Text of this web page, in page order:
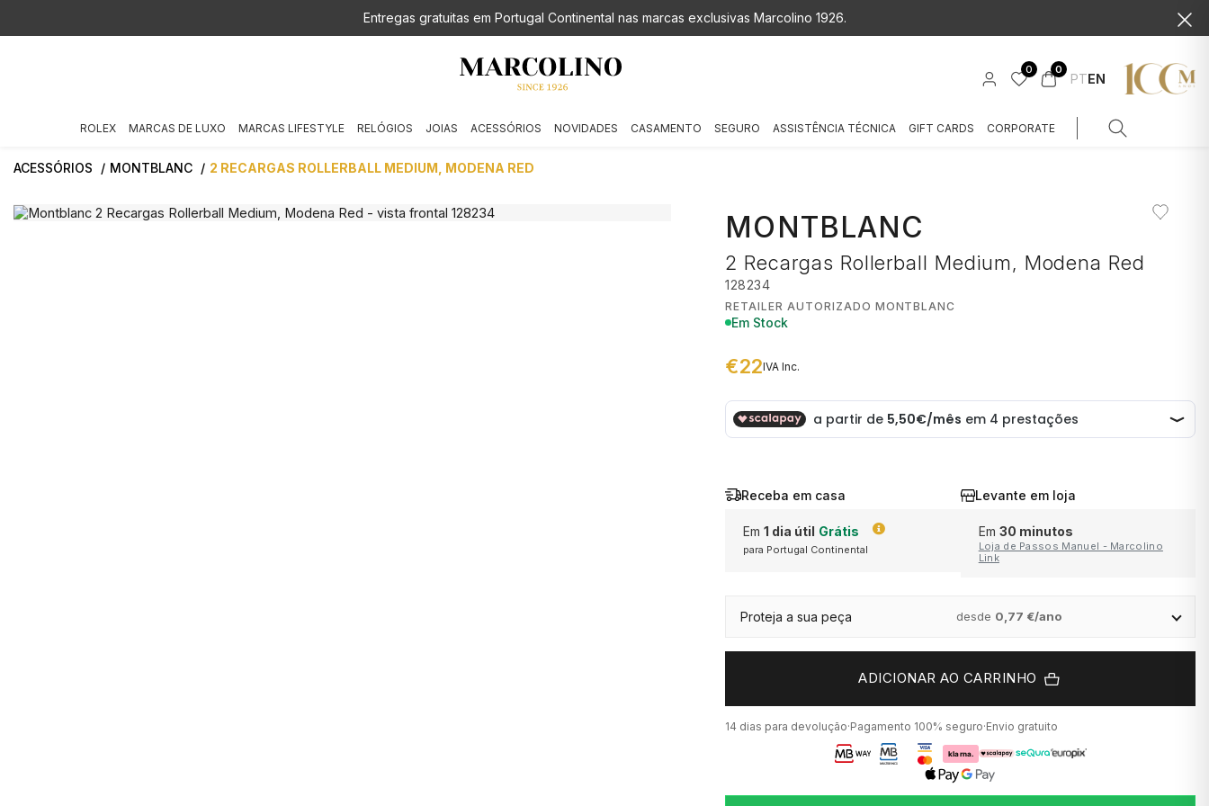
Entregas gratuitas em Portugal Continental nas marcas exclusivas Marcolino 1926.
0 0
EN
PT
ROLEX MARCAS DE LUXO MARCAS LIFESTYLE RELÓGIOS JOIAS ACESSÓRIOS NOVIDADES CASAMENTO SEGURO ASSISTÊNCIA TÉCNICA GIFT CARDS CORPORATE
ACESSÓRIOS MONTBLANC 2 RECARGAS ROLLERBALL MEDIUM, MODENA RED
MONTBLANC
2 Recargas Rollerball Medium, Modena Red
128234
RETAILER AUTORIZADO MONTBLANC
Em Stock
€22IVA Inc.
Receba em casa
Em1 dia útil Grátis
para Portugal Continental
Exceto para
Levante em loja
Em 30 minutos
Loja de Passos Manuel - Marcolino
Link
Proteja a sua peça desde 0,77 €/ano
ADICIONAR AO CARRINHO
14 dias para devolução·Pagamento 100% seguro·Envio gratuito